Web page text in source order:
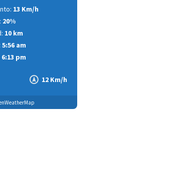
12 Km/h
13 Km/h
20%
10 km
5:56 am
6:13 pm